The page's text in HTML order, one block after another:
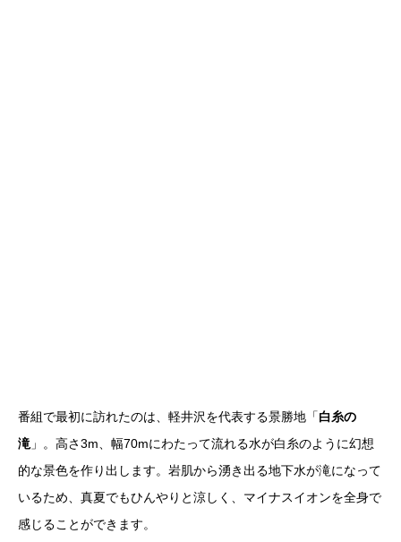
番組で最初に訪れたのは、軽井沢を代表する景勝地「白糸の
滝 」。高さ3m、幅70mにわたって流れる水が白糸のように幻想
的な景色を作り出します。岩肌から湧き出る地下水が滝になって
いるため、真夏でもひんやりと涼しく、マイナスイオンを全身で
感じることができます。